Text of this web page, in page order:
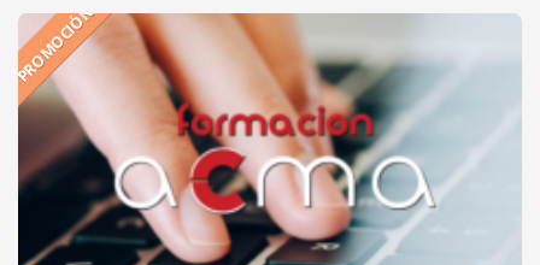
c
i
o
o
i
g
i
n
a
c
o
a
c
t
u
a
e
PROMOCIÓN